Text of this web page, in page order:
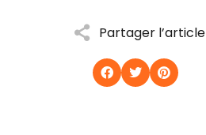
Partager l’article